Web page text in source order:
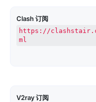
Clash 订阅
https://
ml
V2ray 订阅